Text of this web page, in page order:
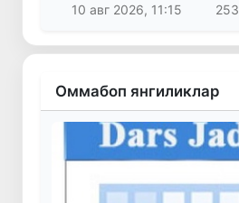
10 авг 2026, 11:15
253
Оммабоп янгиликлар